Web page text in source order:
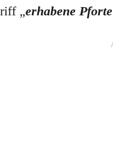
„erhabene Pforte